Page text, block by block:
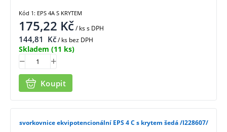
175,22 Kč/ kss DPH
144,81 Kč/ ks bez DPH
Skladem (11 ks)
Koupit
Kód 1: EPS 4A S KRYTEM
svorkovnice ekvipotencionální EPS 4 C s krytem šedá /I228607/